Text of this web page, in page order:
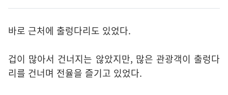
바로 근처에 출렁다리도 있었다.
겁이 많아서 건너지는 않았지만, 많은 관광객이 출렁다
리를 건너며 전율을 즐기고 있었다.